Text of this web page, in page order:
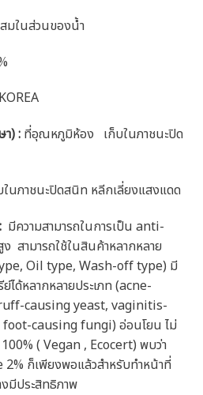
มในส่วนของน้ำ
KOREA
) : ที่อุณหภูมิห้อง เก็บในภาชนะปิด
ในภาชนะปิดสนิท หลีกเลี่ยงแสงแดด
: มีความสามารถในการเป็น anti-
สามารถใช้ในสินค้าหลากหลาย
Oil type, Wash-off type) มี
ด้หลากหลายประเภท (acne-
causing yeast, vaginitis-
causing fungi) อ่อนโยน ไม่
100% ( Vegan , Ecocert) พบว่า
ก็เพียงพอแล้วสำหรับทำหน้าที่
มีประสิทธิภาพ